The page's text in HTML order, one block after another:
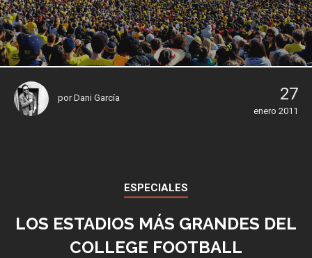
porDani García 27
enero 2011
ESPECIALES
LOS ESTADIOS MÁS GRANDES DEL
COLLEGE FOOTBALL